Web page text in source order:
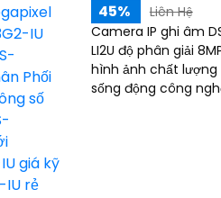
45%
Liên Hệ
Camera IP ghi âm
LI2U độ phân giải
hình ảnh chất
sống động công